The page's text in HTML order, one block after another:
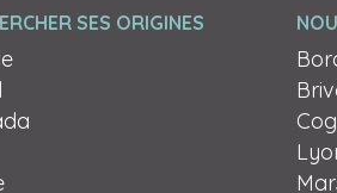
SES ORIGINES